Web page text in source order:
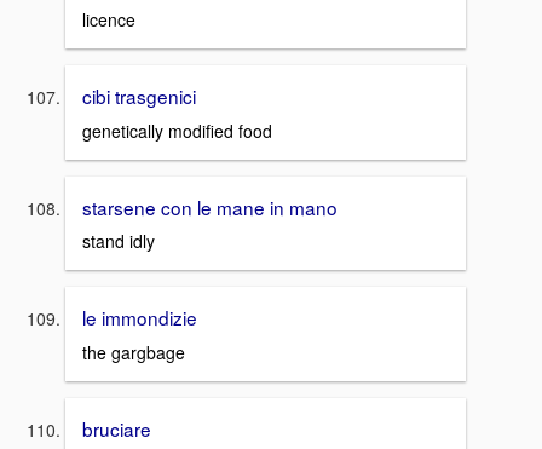
licence
cibi trasgenici
genetically modified food
starsene con le mane in mano
stand idly
le immondizie
the gargbage
bruciare